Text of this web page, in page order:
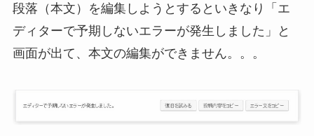
段落（本文）を編集しようとするといきなり「エ
ディターで予期しないエラーが発生しました」と
画面が出て、本文の編集ができません。。。